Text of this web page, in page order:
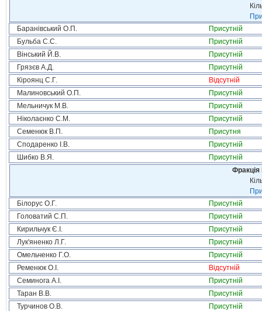
Баранівський О.П.
Присутній
Бульба С.С.
Присутній
Вінський Й.В.
Присутній
Грязєв А.Д.
Присутній
Кіроянц С.Г.
Відсутній
Малиновський О.П.
Присутній
Мельничук М.В.
Присутній
Ніколаєнко С.М.
Присутній
Семенюк В.П.
Присутня
Сподаренко І.В.
Присутній
Шибко В.Я.
Присутній
Білорус О.Г.
Присутній
Головатий С.П.
Присутній
Кирильчук Є.І.
Присутній
Лук'яненко Л.Г.
Присутній
Омельченко Г.О.
Присутній
Ременюк О.І.
Відсутній
Семинога А.І.
Присутній
Таран В.В.
Присутній
Турчинов О.В.
Присутній